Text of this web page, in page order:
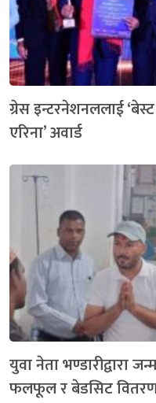
ग्रेस इन्टरनेशनललाई
एरिना’ अवार्ड
युवा नेता भण्डारीद्वारा
फलफूल र बेडसिट